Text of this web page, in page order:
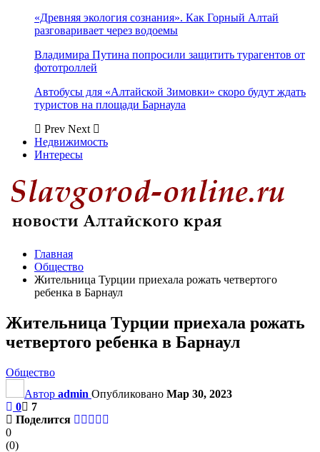
«Древняя экология сознания». Как Горный Алтай
разговаривает через водоемы
Владимира Путина попросили защитить турагентов от
фототроллей
Автобусы для «Алтайской Зимовки» скоро будут ждать
туристов на площади Барнаула
Prev Next
Недвижимость
Интересы
Главная
Общество
Жительница Турции приехала рожать четвертого
ребенка в Барнаул
Жительница Турции приехала рожать
четвертого ребенка в Барнаул
Общество
Автор admin Опубликовано Мар 30, 2023
0
7
Поделится
0
(0)